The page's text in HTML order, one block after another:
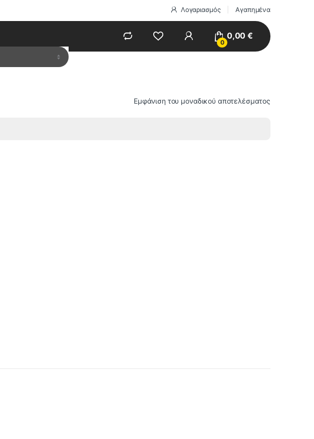
Λογαριασμός Αγαπημένα
0
0,00€
Εμφάνιση του μοναδικού αποτελέσματος